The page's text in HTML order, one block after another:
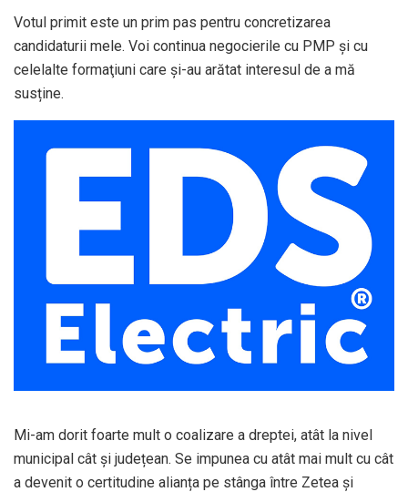
Votul primit este un prim pas pentru concretizarea
candidaturii mele. Voi continua negocierile cu PMP și cu
celelalte formaţiuni care și-au arătat interesul de a mă
susține.
Mi-am dorit foarte mult o coalizare a dreptei, atât la nivel
municipal cât și județean. Se impunea cu atât mai mult cu cât
a devenit o certitudine alianța pe stânga între Zetea și